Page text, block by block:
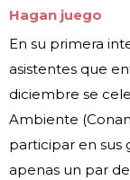
Hagan juego
En su primera
asistentes que
diciembre se
Ambiente
participar en sus
apenas un par